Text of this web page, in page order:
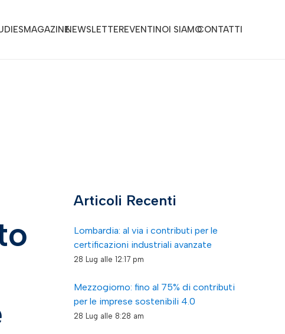
MAGAZINENEWSLETTEREVENTINOI SIAMOCONTATTI
Articoli Recenti
Lombardia: al via i contributi per le
certificazioni industriali avanzate
28 Lug alle 12:17 pm
Mezzogiorno: fino al 75% di contributi
per le imprese sostenibili 4.0
28 Lug alle 8:28 am